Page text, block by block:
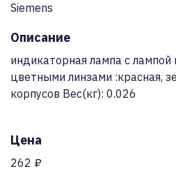
Siemens
Описание
индикаторная лампа с
цветными линзами :красная,
корпусов Вес(кг): 0.026
Цена
262 ₽